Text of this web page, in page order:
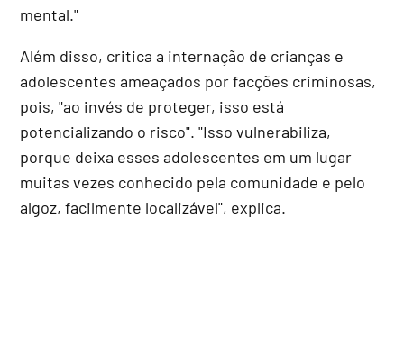
mental."
Além disso, critica a internação de crianças e
adolescentes ameaçados por facções criminosas,
pois, "ao invés de proteger, isso está
potencializando o risco". "Isso vulnerabiliza,
porque deixa esses adolescentes em um lugar
muitas vezes conhecido pela comunidade e pelo
algoz, facilmente localizável", explica.